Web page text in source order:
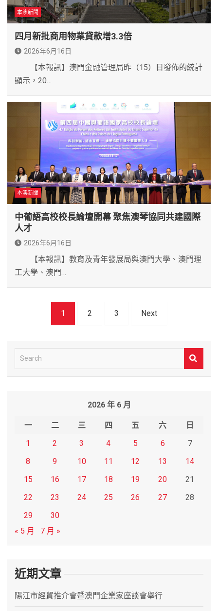
本澳新聞
四月新批商用物業貸款增3.3倍
2026年6月16日
【本報訊】澳門金融管理局昨（15）日發佈的統計
顯示，20…
本澳新聞
中葡語高校校長論壇開幕 聚焦澳琴協同共建國際
人才
2026年6月16日
【本報訊】教育及青年發展局與澳門大學、澳門理
工大學、澳門…
1 2 3 Next
e
2026 年 6 月
一 二 三 四 五 六
日
1
2 3 4 5 6
7
8
9 10 11 12 13
14
15
16 17 18 19 20
21
22
23 24 25 26 27
28
29
30
« 5 月
7 月 »
近期文章
陽江市經貿推介會暨澳門企業家座談會舉行